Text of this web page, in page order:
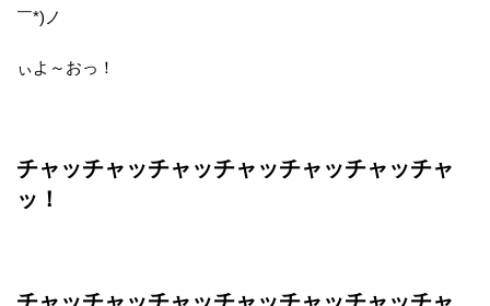
￣*)ノ
ぃよ～おっ！
チャッチャッチャッチャッチャッチャッチャ
ッ！